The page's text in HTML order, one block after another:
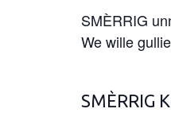
SMÈRRIG
We wille
SMÈRRIG